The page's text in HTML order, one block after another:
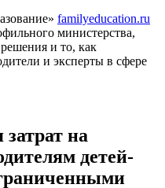
familyeducation.ru
министерства,
и то, как
и эксперты в сфере
на
детей-